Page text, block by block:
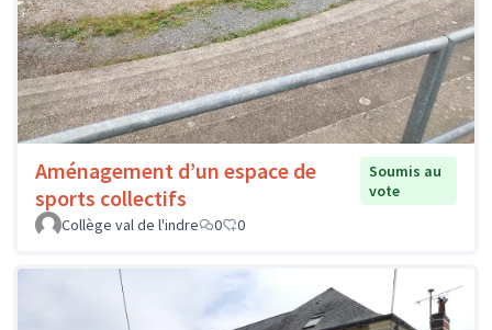
Aménagement d’un espace de
sports collectifs
Soumis au
vote
Collège val de l'indre
0 0